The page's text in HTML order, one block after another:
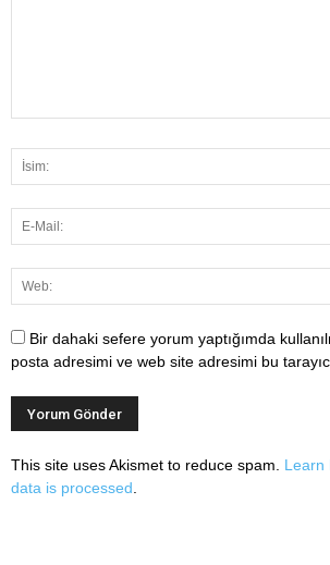
Bir dahaki sefere yorum yaptığımda
posta adresimi ve web site adresimi bu
This site uses Akismet to reduce spam. Learn
data is processed